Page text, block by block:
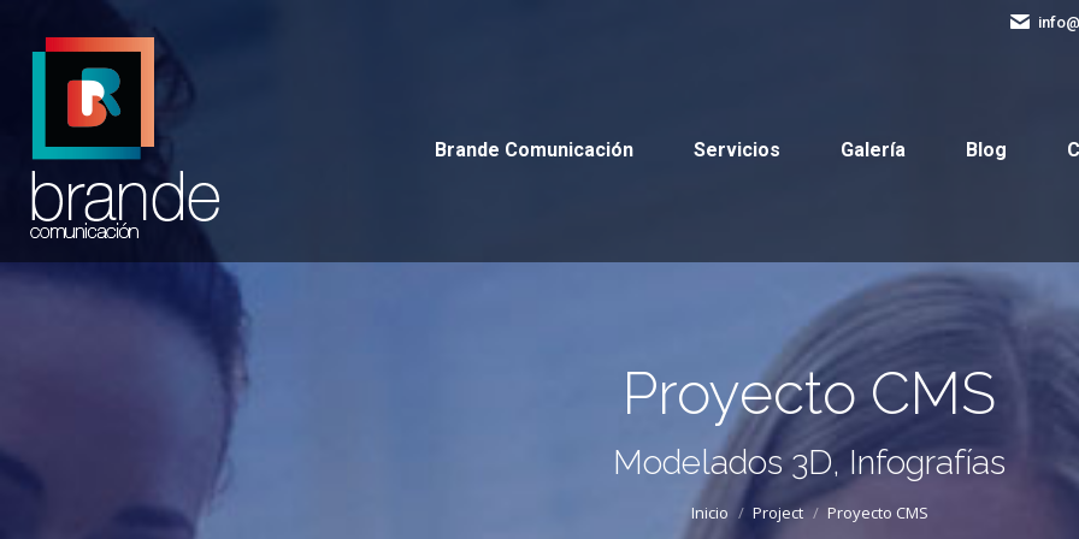
Brande Comunicación Servicios Galería Blog
Proyecto CMS
Modelados 3D, Infografías
Estás aquí:
Inicio Project Proyecto CMS